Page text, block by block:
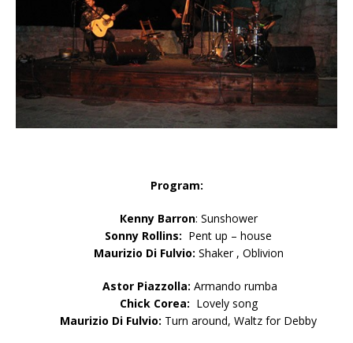
Program:
Кеnnу Barron: Sunshower
Sonny Rollins: Pent up – house
Maurizio Di Fulvio: Shaker , Oblivion
Astor Piazzolla: Armando rumba
Chick Corea: Lovely song
Maurizio Di Fulvio: Turn around, Waltz for Debby